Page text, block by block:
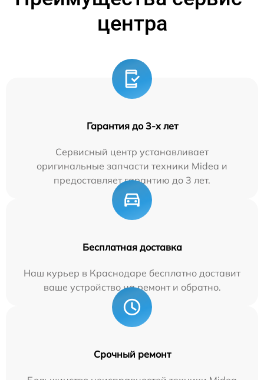
центра
Гарантия до 3-х лет
Сервисный центр устанавливает
оригинальные запчасти техники Midea и
предоставляет гарантию до 3 лет.
Бесплатная доставка
Наш курьер в Краснодаре бесплатно доставит
ваше устройство на ремонт и обратно.
Срочный ремонт